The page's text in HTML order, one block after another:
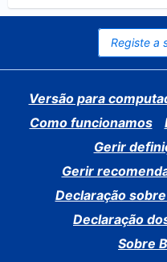
Registe a
Versão para
Como funcionamos
Gerir
Gerir
Declaração
Declaração
Sobre